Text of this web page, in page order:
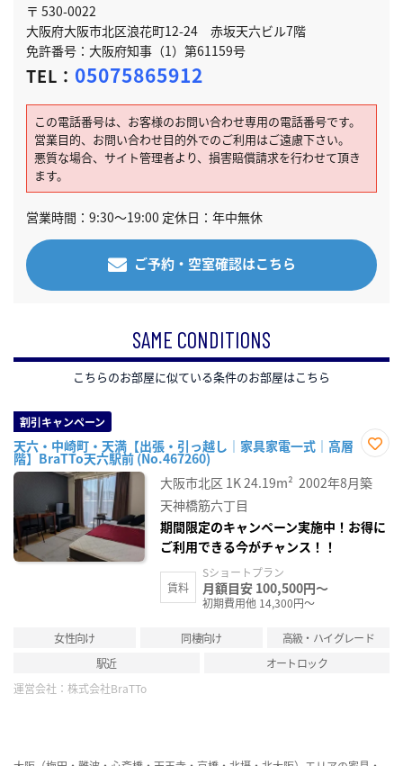
〒 530-0022
大阪府大阪市北区浪花町12-24 赤坂天六ビル7階
免許番号：大阪府知事（1）第61159号
TEL： 05075865912
この電話番号は、お客様のお問い合わせ専用の電話番号です。
営業目的、お問い合わせ目的外でのご利用はご遠慮下さい。
悪質な場合、サイト管理者より、損害賠償請求を行わせて頂き
ます。
営業時間：9:30～19:00 定休日：年中無休
ご予約・空室確認はこちら
SAME CONDITIONS
こちらのお部屋に似ている条件のお部屋はこちら
割引キャンペーン
天六・中崎町・天満【出張・引っ越し｜家具家電一式｜高層
階】BraTTo天六駅前 (No.467260)
に入
り登
大阪市北区 1K24.19m² 2002年8月築
天神橋筋六丁目
期間限定のキャンペーン実施中！お得に
ご利用できる今がチャンス！！
賃料
Sショートプラン
月額目安 100,500円～
初期費用他 14,300円～
女性向け 同棲向け
高級・ハイグレード
駅近
オートロック
運営会社： 株式会社BraTTo